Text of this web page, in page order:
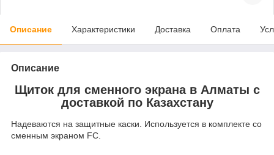
Описание Характеристики Доставка Оплата
Описание
Щиток для сменного экрана в Алматы с
доставкой по Казахстану
Надеваются на защитные каски. Используется в комплекте со
сменным экраном FC.